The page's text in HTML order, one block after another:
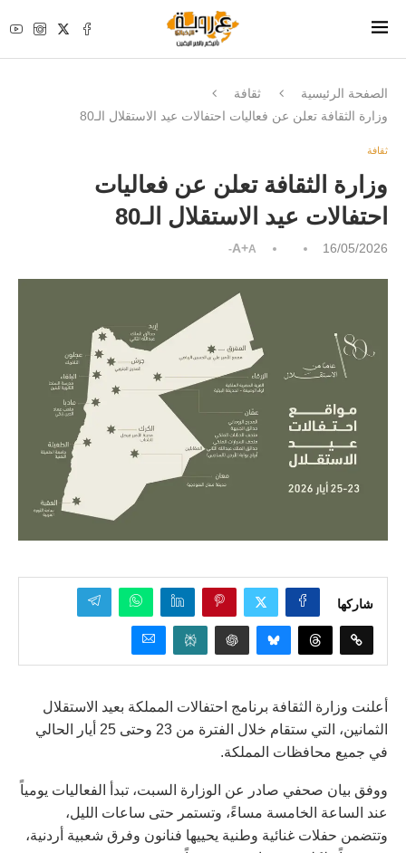
الصفحة الرئيسية
ثقافة
وزارة الثقافة تعلن عن فعاليات احتفالات عيد الاستقلال الـ80
ثقافة
وزارة الثقافة تعلن عن فعاليات
احتفالات عيد الاستقلال الـ80
16/05/2026
A+A-
شاركها
أعلنت وزارة الثقافة برنامج احتفالات المملكة بعيد الاستقلال
الثمانين، التي ستقام خلال الفترة من 23 وحتى 25 أيار الحالي
في جميع محافظات المملكة.
ووفق بيان صحفي صادر عن الوزارة السبت، تبدأ الفعاليات يومياً
عند الساعة الخامسة مساءً، وتستمر حتى ساعات الليل،
وتتضمن حفلات غنائية وطنية يحييها فنانون وفرق شعبية أردنية،